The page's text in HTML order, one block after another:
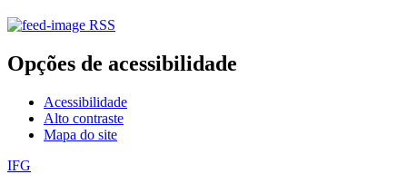
RSS
Opções de acessibilidade
Acessibilidade
Alto contraste
Mapa do site
IFG